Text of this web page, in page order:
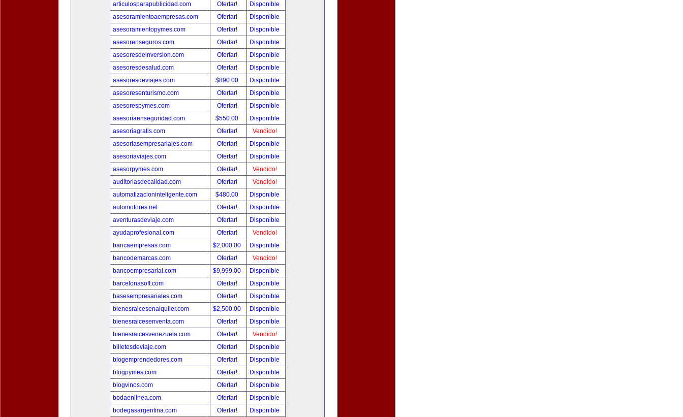
articulosparapublicidad.com
Ofertar!
Disponible
asesoramientoaempresas.com
Ofertar!
Disponible
asesoramientopymes.com
Ofertar!
Disponible
asesorenseguros.com
Ofertar!
Disponible
asesoresdeinversion.com
Ofertar!
Disponible
asesoresdesalud.com
Ofertar!
Disponible
asesoresdeviajes.com
$890.00
Disponible
asesoresenturismo.com
Ofertar!
Disponible
asesorespymes.com
Ofertar!
Disponible
asesoriaenseguridad.com
$550.00
Disponible
asesoriagratis.com
Ofertar!
Vendido!
asesoriasempresariales.com
Ofertar!
Disponible
asesoriaviajes.com
Ofertar!
Disponible
asesorpymes.com
Ofertar!
Vendido!
auditoriasdecalidad.com
Ofertar!
Vendido!
automatizacioninteligente.com
$480.00
Disponible
automotores.net
Ofertar!
Disponible
aventurasdeviaje.com
Ofertar!
Disponible
ayudaprofesional.com
Ofertar!
Vendido!
bancaempresas.com
$2,000.00
Disponible
bancodemarcas.com
Ofertar!
Vendido!
bancoempresarial.com
$9,999.00
Disponible
barcelonasoft.com
Ofertar!
Disponible
basesempresariales.com
Ofertar!
Disponible
bienesraicesenalquiler.com
$2,500.00
Disponible
bienesraicesenventa.com
Ofertar!
Disponible
bienesraicesvenezuela.com
Ofertar!
Vendido!
billetesdeviaje.com
Ofertar!
Disponible
blogemprendedores.com
Ofertar!
Disponible
blogpymes.com
Ofertar!
Disponible
blogvinos.com
Ofertar!
Disponible
bodaenlinea.com
Ofertar!
Disponible
bodegasargentina.com
Ofertar!
Disponible